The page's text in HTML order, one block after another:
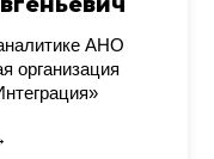
АНО
организация